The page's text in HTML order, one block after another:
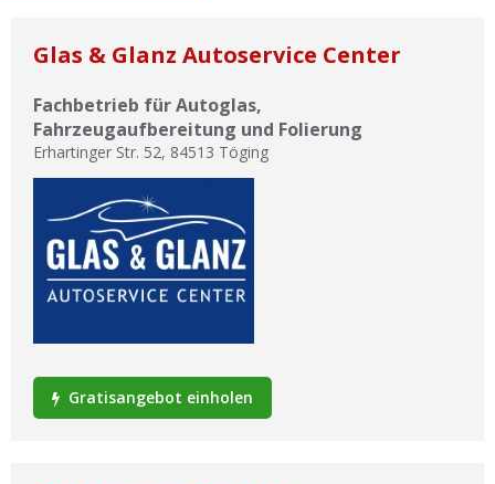
Ratgeber
Scheibensuche
FAQ
Lexikon
Ist Ihre Werkstatt schon dabei?
Werkstatt Login
Glas & Glanz Autoservice Center
Fachbetrieb für Autoglas,
Fahrzeugaufbereitung und Folierung
Erhartinger Str. 52, 84513 Töging
Gratisangebot einholen